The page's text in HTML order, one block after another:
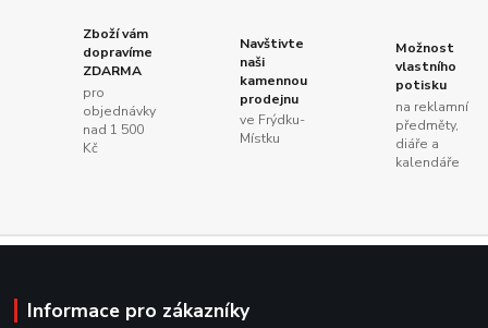
Zboží vám
dopravíme
ZDARMA
pro
objednávky
nad 1 500
Kč
Navštivte
naši
kamennou
prodejnu
ve Frýdku-
Místku
Možnost
vlastního
potisku
na reklamní
předměty,
diáře a
kalendáře
Informace pro zákazníky